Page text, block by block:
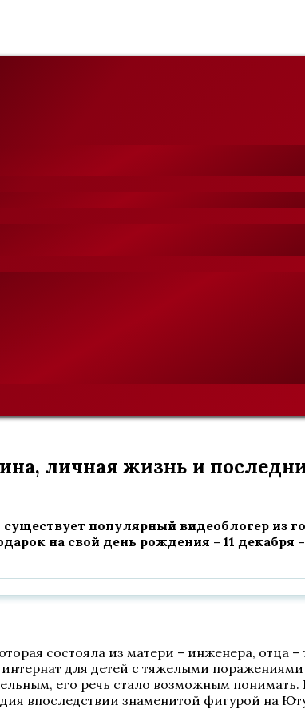
личная жизнь и
популярный видеоблогер из
на свой день рождения – 11 декабря
состояла из матери – инженера, отца
для детей с тяжелыми
его речь стало возможным
впоследствии знаменитой фигурой на